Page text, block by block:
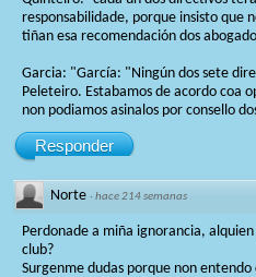
responsabilidade, porque insisto que
tiñan esa recomendación dos
Garcia: "García: "Ningún dos sete
Peleteiro. Estabamos de acordo coa
non podiamos asinalos por consello
Responder
Norte ·hace 214 semanas
Perdonade a miña ignorancia,
club?
Surgenme dudas porque non